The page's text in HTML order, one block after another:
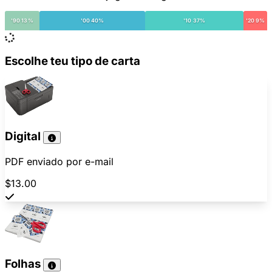
'90 13% '00 40% '10 37% '20 9%
Escolhe teu tipo de carta
Digital
PDF enviado por e-mail
$13.00
Folhas